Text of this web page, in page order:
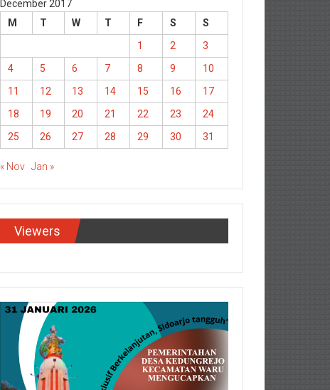
December 2017
M
T W T F S
S
1
2
3
4
5 6 7 8 9
10
11
12 13 14 15 16
17
18
19 20 21 22 23
24
25
26 27 28 29 30 31
« Nov Jan »
Viewers